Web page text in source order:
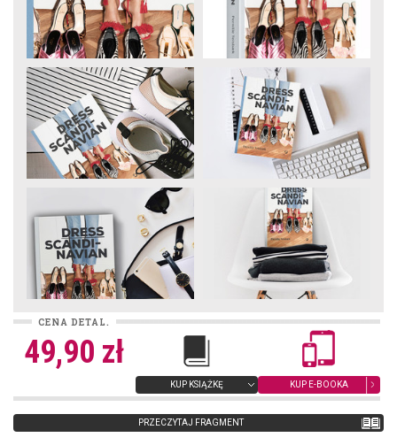
CENA DETAL.
49,90 zł
KUP KSIĄŻKĘ KUP E-BOOKA
PRZECZYTAJ FRAGMENT